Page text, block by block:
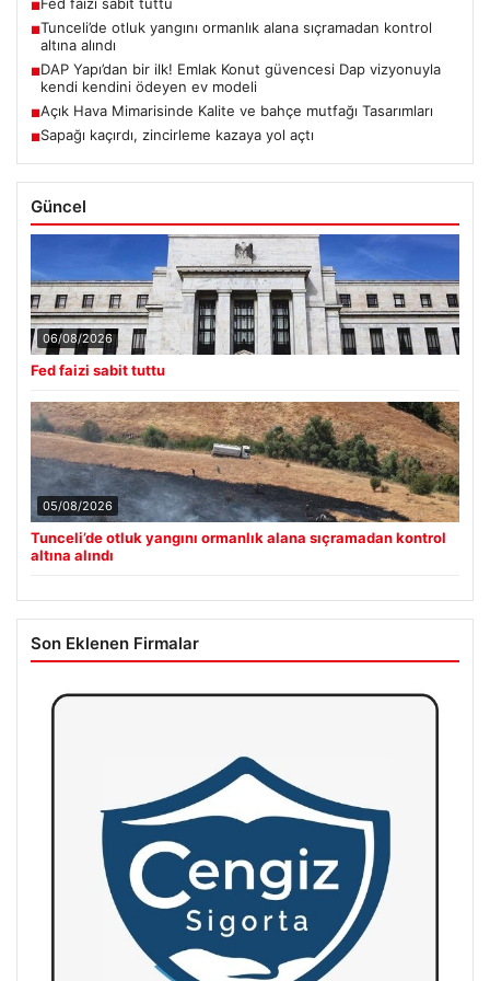
■
■Tunceli’de otluk yangını ormanlık alana sıçramadan kontrol
altına alındı
■DAP Yapı’dan bir ilk! Emlak Konut güvencesi Dap vizyonuyla
kendi kendini ödeyen ev modeli
■Açık Hava Mimarisinde Kalite ve bahçe mutfağı Tasarımları
■Sapağı kaçırdı, zincirleme kazaya yol açtı
Güncel
06/08/2026
Fed faizi sabit tuttu
05/08/2026
Tunceli’de otluk yangını ormanlık alana sıçramadan kontrol
altına alındı
Son Eklenen Firmalar